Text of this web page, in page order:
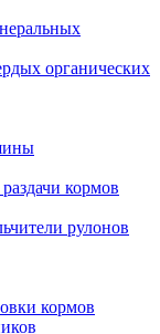
органических
кормов
рулонов
кормов